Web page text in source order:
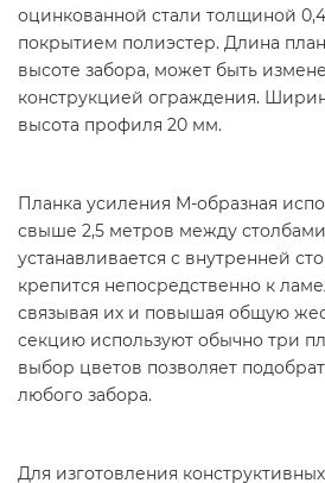
оцинкованной стали толщиной
покрытием полиэстер. Длина
высоте забора, может быть
конструкцией ограждения.
высота профиля 20 мм.
Планка усиления М-образная
свыше 2,5 метров между
устанавливается с внутренней
крепится непосредственно к
связывая их и повышая общую
секцию используют обычно три
выбор цветов позволяет
любого забора.
Для изготовления